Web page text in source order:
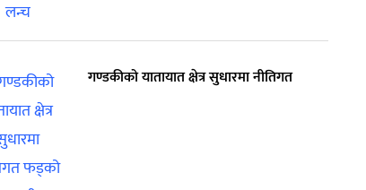
गण्डकीको यातायात क्षेत्र सुधारमा नीतिगत